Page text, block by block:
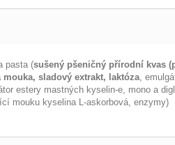
pasta (sušený pšeničný přírodní kvas
sladový extrakt, laktóza,
estery mastných kyselin-e, mono a
mouku kyselina L-askorbová, enzymy)